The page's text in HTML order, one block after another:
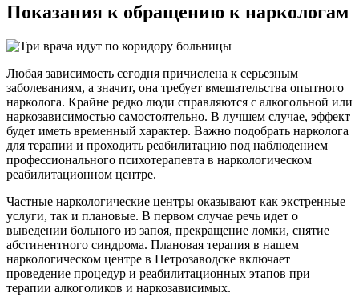
Показания к обращению к наркологам
Любая зависимость сегодня причислена к серьезным
заболеваниям, а значит, она требует вмешательства опытного
нарколога. Крайне редко люди справляются с алкогольной или
наркозависимостью самостоятельно. В лучшем случае, эффект
будет иметь временный характер. Важно подобрать нарколога
для терапии и проходить реабилитацию под наблюдением
профессионального психотерапевта в наркологическом
реабилитационном центре.
Частные наркологические центры оказывают как экстренные
услуги, так и плановые. В первом случае речь идет о
выведении больного из запоя, прекращение ломки, снятие
абстинентного синдрома. Плановая терапия в нашем
наркологическом центре в Петрозаводске включает
проведение процедур и реабилитационных этапов при
терапии алкоголиков и наркозависимых.